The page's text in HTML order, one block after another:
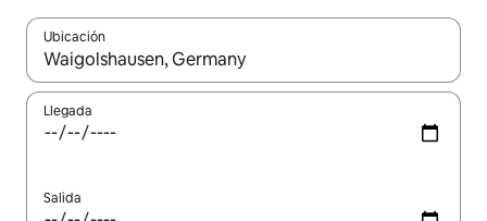
Ubicación
Cuando los resultados estén disponibles, navega con las
Llegada
Salida